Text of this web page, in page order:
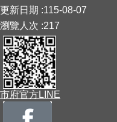
更新日期
115-08-07
瀏覽人次 217
市府官方LINE